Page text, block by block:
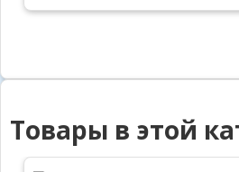
Товары в этой